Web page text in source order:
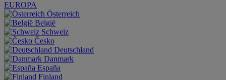
EUROPA
Österreich
België
Schweiz
Česko
Deutschland
Danmark
España
Finland